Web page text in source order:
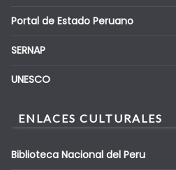
Portal de Estado Peruano
SERNAP
UNESCO
ENLACES CULTURALES
Biblioteca Nacional del Peru